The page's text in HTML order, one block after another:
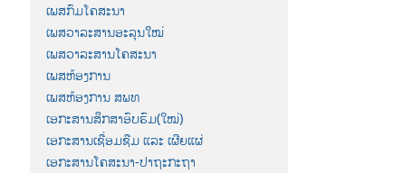
ເພສກົມໂຄສະນາ
ເພສວາລະສານອະລຸນໃໝ່
ເພສວາລະສານໂຄສະນາ
ເພສຫ້ອງການ
ເພສຫ້ອງການ ສພທ
ເອກະສານສຶກສາອົບຮົມ(ໃໝ່)
ເອກະສານເຊື່ອມຊືມ ແລະ ເຜີຍແຜ່
ເອກະສານໂຄສະນາ-ປາຖະກະຖາ